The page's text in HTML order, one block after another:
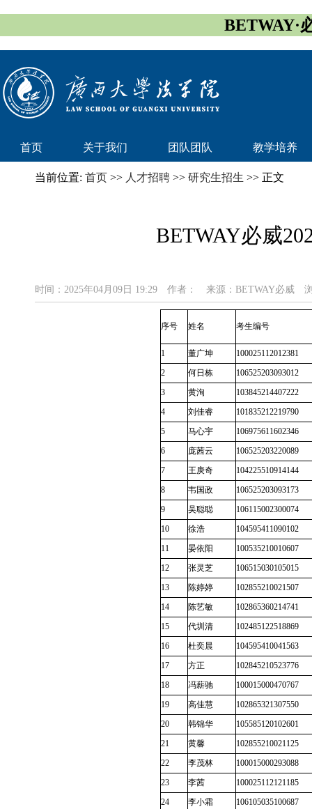
BETWAY·
首页 关于我们 团队团队 教学培养
当前位置: 首页 >> 人才招聘 >> 研究生招生 >> 正文
BETWAY必威
时间：2025年04月09日 19:29 作者： 来源：BETWAY必威
序号 姓名 考生编号
1 董广坤
100025112012381
2
何日栋
106525203093012
3
黄洵
103845214407222
4
刘佳睿
101835212219790
5
马心宇
106975611602346
6
庞茜云
106525203220089
7
王庚奇
104225510914144
8
韦国政
106525203093173
9
吴聪聪
106115002300074
10
徐浩
104595411090102
11
晏依阳
100535210010607
12
张灵芝
106515030105015
13
陈婷婷
102855210021507
14
陈艺敏
102865360214741
15
代圳清
102485122518869
16
杜奕晨
104595410041563
17
方正
102845210523776
18
冯薪驰
100015000470767
19
高佳慧
102865321307550
20
韩锦华
105585120102601
21
黄馨
102855210021125
22
李茂林
100015000293088
23
李茜
100025112121185
24
李小霜
106105035100687